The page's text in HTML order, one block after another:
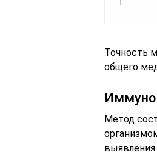
Точность
общего
Метод
выявления